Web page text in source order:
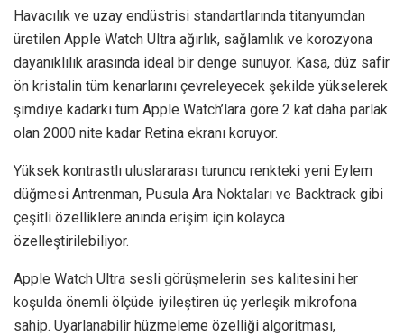
Havacılık ve uzay endüstrisi standartlarında titanyumdan
üretilen Apple Watch Ultra ağırlık, sağlamlık ve korozyona
dayanıklılık arasında ideal bir denge sunuyor. Kasa, düz safir
ön kristalin tüm kenarlarını çevreleyecek şekilde yükselerek
şimdiye kadarki tüm Apple Watch’lara göre 2 kat daha parlak
olan 2000 nite kadar Retina ekranı koruyor.
Yüksek kontrastlı uluslararası turuncu renkteki yeni Eylem
düğmesi Antrenman, Pusula Ara Noktaları ve Backtrack gibi
çeşitli özelliklere anında erişim için kolayca
özelleştirilebiliyor.
Apple Watch Ultra sesli görüşmelerin ses kalitesini her
koşulda önemli ölçüde iyileştiren üç yerleşik mikrofona
sahip. Uyarlanabilir hüzmeleme özelliği algoritması,